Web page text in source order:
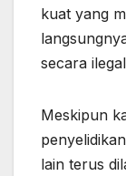
kuat yang
secara
Meskipun
lain terus